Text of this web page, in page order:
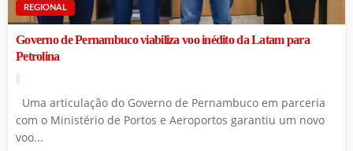
REGIONAL
Governo de Pernambuco viabiliza voo inédito da Latam para
Petrolina
Uma articulação do Governo de Pernambuco em parceria
com o Ministério de Portos e Aeroportos garantiu um novo
voo...